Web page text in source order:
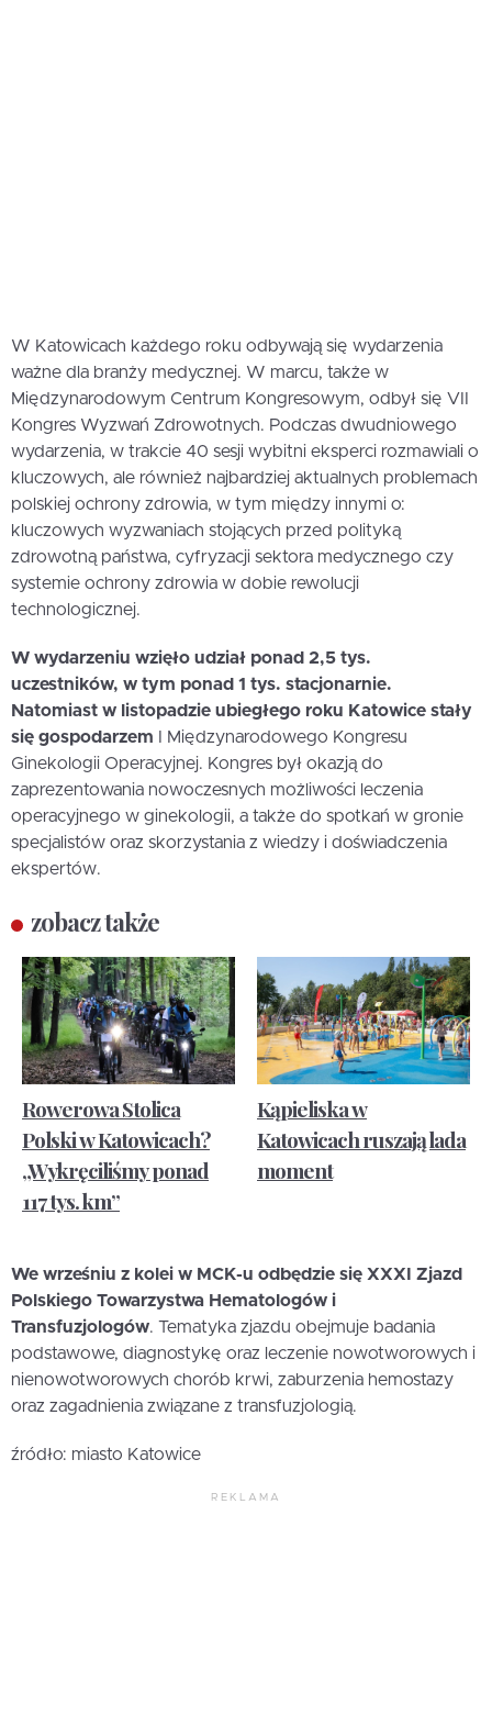
W Katowicach każdego roku odbywają się wydarzenia
ważne dla branży medycznej. W marcu, także w
Międzynarodowym Centrum Kongresowym, odbył się VII
Kongres Wyzwań Zdrowotnych. Podczas dwudniowego
wydarzenia, w trakcie 40 sesji wybitni eksperci rozmawiali o
kluczowych, ale również najbardziej aktualnych problemach
polskiej ochrony zdrowia, w tym między innymi o:
kluczowych wyzwaniach stojących przed polityką
zdrowotną państwa, cyfryzacji sektora medycznego czy
systemie ochrony zdrowia w dobie rewolucji
technologicznej.
W wydarzeniu wzięło udział ponad 2,5 tys.
uczestników, w tym ponad 1 tys. stacjonarnie.
Natomiast w listopadzie ubiegłego roku Katowice stały
się gospodarzem
I Międzynarodowego Kongresu
Ginekologii Operacyjnej. Kongres był okazją do
zaprezentowania nowoczesnych możliwości leczenia
operacyjnego w ginekologii, a także do spotkań w gronie
specjalistów oraz skorzystania z wiedzy i doświadczenia
ekspertów.
zobacz także
Rowerowa Stolica
Polski w Katowicach?
„Wykręciliśmy ponad
117 tys. km”
Kąpieliska w
Katowicach ruszają lada
moment
We wrześniu z kolei w MCK-u odbędzie się XXXI Zjazd
Polskiego Towarzystwa Hematologów i
Transfuzjologów. Tematyka zjazdu obejmuje badania
podstawowe, diagnostykę oraz leczenie nowotworowych i
nienowotworowych chorób krwi, zaburzenia hemostazy
oraz zagadnienia związane z transfuzjologią.
źródło: miasto Katowice
REKLAMA